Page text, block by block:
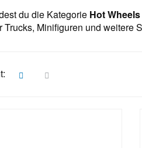
du die Kategorie Hot
Trucks, Minifiguren und weitere